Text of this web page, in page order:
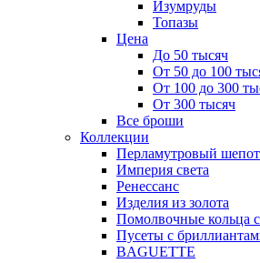
Изумруды
Топазы
Цена
До 50 тысяч
От 50 до 100
От 100 до 300
От 300 тысяч
Все броши
Коллекции
Перламутровый шепот
Империя света
Ренессанс
Изделия из золота
Помолвочные кольца
Пусеты с
BAGUETTE